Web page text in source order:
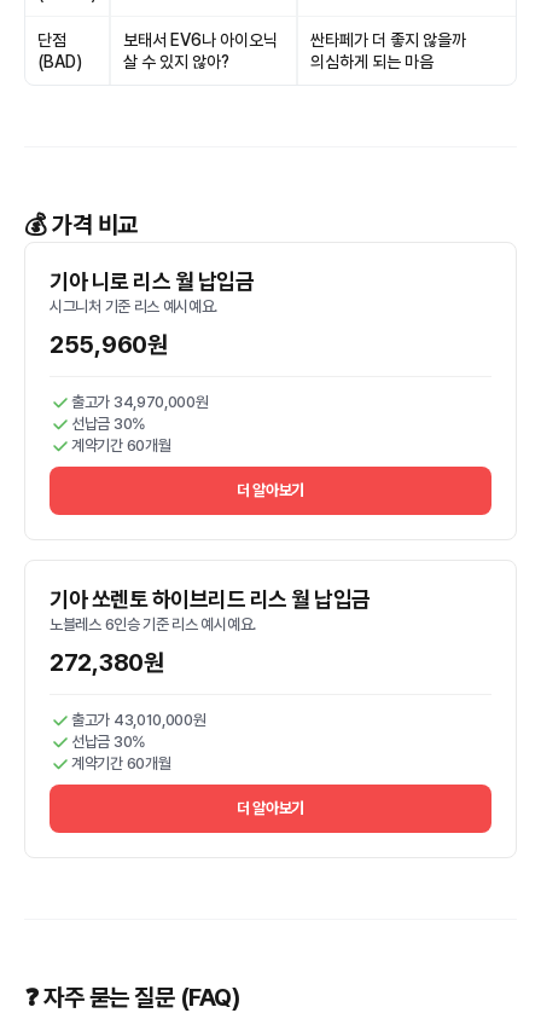
단점
(BAD)
보태서 EV6나 아이오닉
살 수 있지 않아?
싼타페가 더 좋지 않을까
의심하게 되는 마음
💰 가격 비교
기아 니로 리스 월 납입금
시그니처 기준 리스 예시예요.
255,960원
출고가 34,970,000원
선납금 30%
계약기간 60개월
더 알아보기
기아 쏘렌토 하이브리드 리스 월 납입금
노블레스 6인승 기준 리스 예시예요.
272,380원
출고가 43,010,000원
선납금 30%
계약기간 60개월
더 알아보기
❓ 자주 묻는 질문 (FAQ)